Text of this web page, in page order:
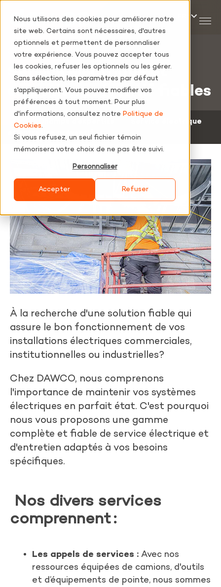
Nous utilisons des cookies pour améliorer notre
site web. Certains sont nécessaires, d'autres
optionnels et permettent de personnaliser
votre expérience. Vous pouvez accepter tous
les cookies, refuser les optionnels ou les gérer.
Sans sélection, les paramètres par défaut
s'appliqueront. Vous pouvez modifier vos
préférences à tout moment. Pour plus
d'informations, consultez notre Politique de
Cookies.
Si vous refusez, un seul fichier témoin
mémorisera votre choix de ne pas être suivi.
Personnaliser
Accepter Refuser
Champ d’expertise
Service électrique et
entretien préventif fiables
‐
Service électrique
et entretien préventif
À la recherche d'une solution fiable qui
assure le bon fonctionnement de vos
installations électriques commerciales,
institutionnelles ou industrielles?
Chez DAWCO, nous comprenons
l'importance de maintenir vos systèmes
électriques en parfait état. C'est pourquoi
nous vous proposons une gamme
complète et fiable de service électrique et
d'entretien adaptés à vos besoins
spécifiques.
Nos divers services
comprennent:
Les appels de services : Avec nos
ressources équipées de camions, d'outils
et d’équipements de pointe, nous sommes